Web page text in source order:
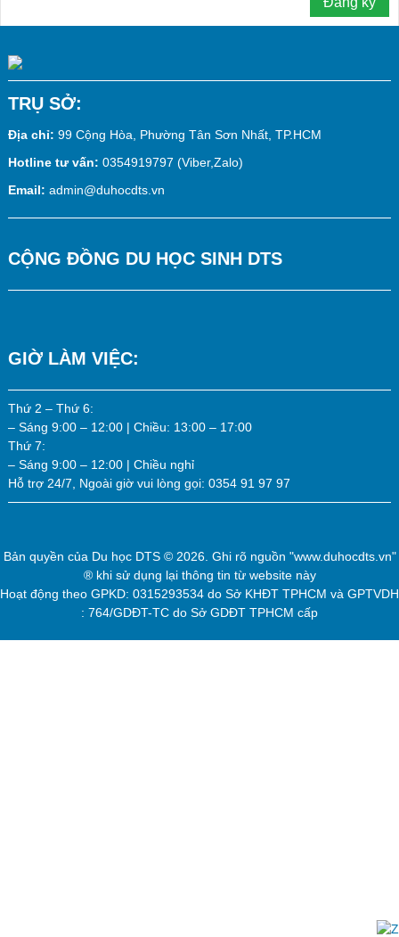
TRỤ SỞ:
Địa chỉ: 99 Cộng Hòa, Phường Tân Sơn Nhất, TP.HCM
Hotline tư vấn: 0354919797 (Viber,Zalo)
Email: admin@duhocdts.vn
CỘNG ĐỒNG DU HỌC SINH DTS
GIỜ LÀM VIỆC:
Thứ 2 – Thứ 6:
– Sáng 9:00 – 12:00 | Chiều: 13:00 – 17:00
Thứ 7:
– Sáng 9:00 – 12:00 | Chiều nghỉ
Hỗ trợ 24/7, Ngoài giờ vui lòng gọi: 0354 91 97 97
Bản quyền của Du học DTS© 2026. Ghi rõ nguồn "www.duhocdts.vn"
® khi sử dụng lại thông tin từ website này
Hoạt động theo GPKD: 0315293534 do Sở KHĐT TPHCM và GPTVDH
: 764/GDĐT-TC do Sở GDĐT TPHCM cấp